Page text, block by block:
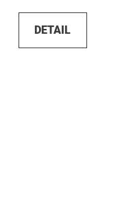
DETAIL